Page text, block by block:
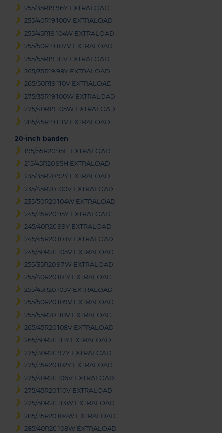
255/35R19 96Y EXTRALOAD
255/40R19 100V EXTRALOAD
255/45R19 104W EXTRALOAD
255/50R19 107V EXTRALOAD
255/55R19 111V EXTRALOAD
265/35R19 98Y EXTRALOAD
265/50R19 110V EXTRALOAD
275/35R19 100W EXTRALOAD
275/40R19 105W EXTRALOAD
285/45R19 111V EXTRALOAD
20-inch banden
195/55R20 95H EXTRALOAD
215/45R20 95H EXTRALOAD
235/35R20 92Y EXTRALOAD
235/45R20 100V EXTRALOAD
235/50R20 104W EXTRALOAD
245/35R20 95Y EXTRALOAD
245/40R20 99Y EXTRALOAD
245/45R20 103V EXTRALOAD
245/50R20 105V EXTRALOAD
255/35R20 97W EXTRALOAD
255/40R20 101Y EXTRALOAD
255/45R20 105V EXTRALOAD
255/50R20 109V EXTRALOAD
255/55R20 110V EXTRALOAD
265/45R20 108V EXTRALOAD
265/50R20 111Y EXTRALOAD
275/30R20 97Y EXTRALOAD
275/35R20 102Y EXTRALOAD
275/40R20 106V EXTRALOAD
275/45R20 110V EXTRALOAD
275/50R20 113W EXTRALOAD
285/35R20 104W EXTRALOAD
285/40R20 108W EXTRALOAD